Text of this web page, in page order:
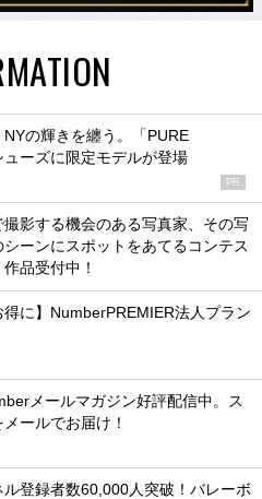
NYの輝きを纏う。「PURE
ューズに限定モデルが登場
PR
撮影する機会のある写真家、その写
ーンにスポットをあてるコンテス
品受付中！
得に】NumberPREMIER法人プラン
メールマガジン好評配信中。ス
ールでお届け！
登録者数60,000人突破！バレーボ